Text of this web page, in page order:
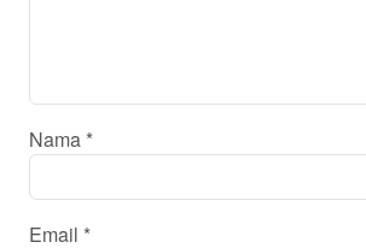
Nama *
Email *